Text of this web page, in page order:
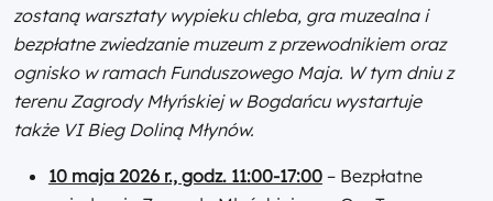
zostaną warsztaty wypieku chleba, gra muzealna i
bezpłatne zwiedzanie muzeum z przewodnikiem oraz
ognisko w ramach Funduszowego Maja. W tym dniu z
terenu Zagrody Młyńskiej w Bogdańcu wystartuje
także VI Bieg Doliną Młynów.
10 maja 2026 r., godz. 11:00-17:00 – Bezpłatne